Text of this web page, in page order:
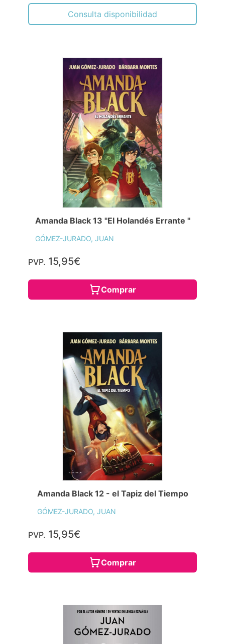
Consulta disponibilidad
Amanda Black 13 "El Holandés Errante "
GÓMEZ-JURADO, JUAN
PVP. 15,95€
Comprar
Amanda Black 12 - el Tapiz del Tiempo
GÓMEZ-JURADO, JUAN
PVP. 15,95€
Comprar